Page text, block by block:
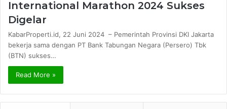
International Marathon 2024 Sukses
Digelar
KabarProperti.id, 22 Juni 2024 – Pemerintah Provinsi DKI Jakarta
bekerja sama dengan PT Bank Tabungan Negara (Persero) Tbk
(BTN) sukses…
Read More »